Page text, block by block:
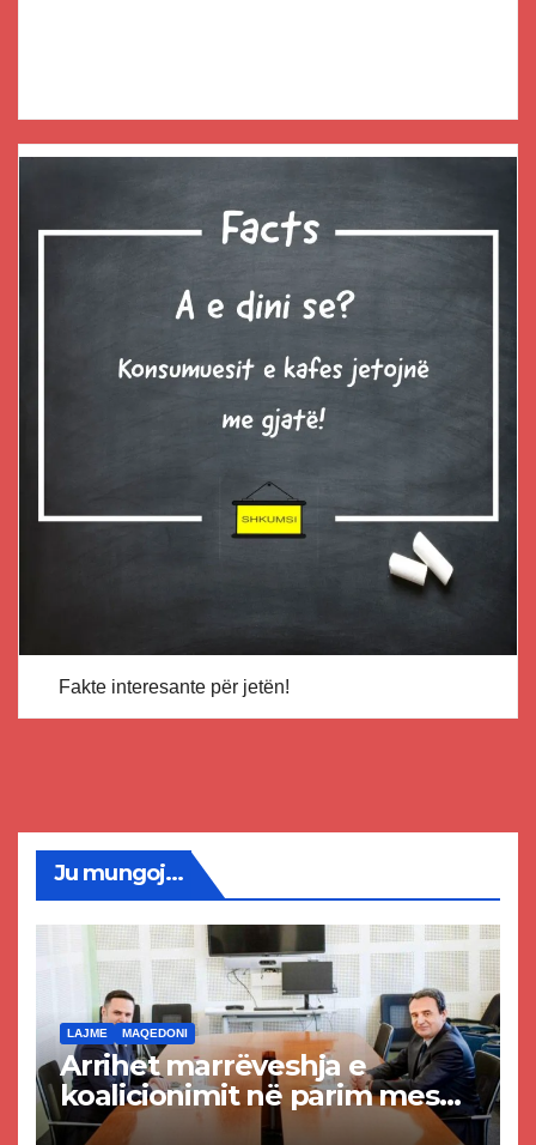
Fakte interesante për jetën!
Ju mungoj...
LAJME MAQEDONI
Arrihet marrëveshja e
koalicionimit në parim mes
Kurtit dhe Abdixhikut